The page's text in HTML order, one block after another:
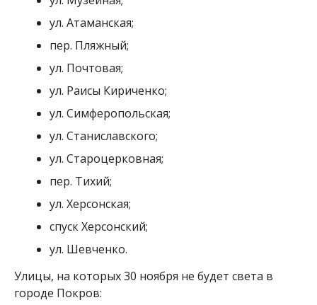
ул. Атаманская;
пер. Пляжный;
ул. Почтовая;
ул. Раисы Кириченко;
ул. Симферопольская;
ул. Станиславского;
ул. Староцерковная;
пер. Тихий;
ул. Херсонская;
спуск Херсонский;
ул. Шевченко.
Улицы, на которых 30 ноября не будет света в
городе Покров: